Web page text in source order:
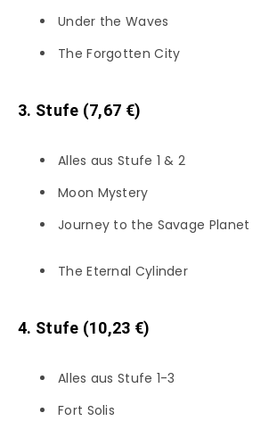
Under the Waves
The Forgotten City
3. Stufe (7,67 €)
Alles aus Stufe 1 & 2
Moon Mystery
Journey to the Savage Planet
The Eternal Cylinder
4. Stufe (10,23 €)
Alles aus Stufe 1-3
Fort Solis